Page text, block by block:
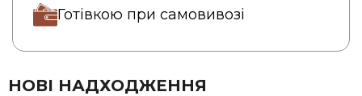
Готівкою при самовивозі
НОВІ НАДХОДЖЕННЯ